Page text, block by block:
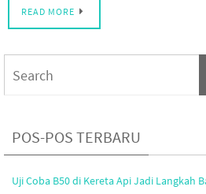
READ MORE
POS-POS TERBARU
Uji Coba B50 di Kereta Api Jadi Langkah